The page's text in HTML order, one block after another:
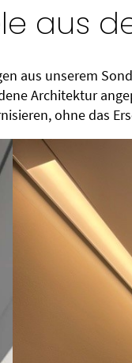
aus
aus unserem
Architektur
ohne das